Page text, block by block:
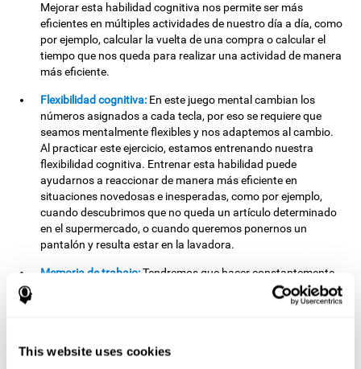
This website uses cookies
Mejorar esta habilidad cognitiva nos permite ser más
eficientes en múltiples actividades de nuestro día a día, como
por ejemplo, calcular la vuelta de una compra o calcular el
tiempo que nos queda para realizar una actividad de manera
más eficiente.
Flexibilidad cognitiva: En este juego mental cambian los
números asignados a cada tecla, por eso se requiere que
seamos mentalmente flexibles y nos adaptemos al cambio.
Al practicar este ejercicio, estamos entrenando nuestra
flexibilidad cognitiva. Entrenar esta habilidad puede
ayudarnos a reaccionar de manera más eficiente en
situaciones novedosas e inesperadas, como por ejemplo,
cuando descubrimos que no queda un artículo determinado
en el supermercado, o cuando queremos ponernos un
pantalón y resulta estar en la lavadora.
Memoria de trabajo:Tendremos que hacer constantemente
cálculos mentales para saber qué bola debemos lanzar a
cada estímulo. La memoria de trabajo nos ayuda a
extremadamente para hacer cálculos mentales.